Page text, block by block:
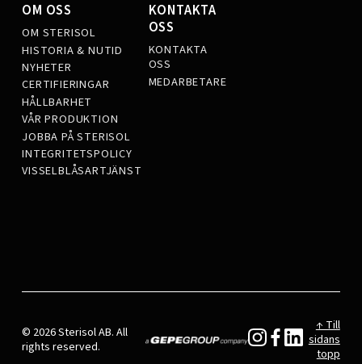
OM OSS
OM STERISOL
HISTORIA & NUTID
NYHETER
CERTIFIERINGAR
HÅLLBARHET
VÅR PRODUKTION
JOBBA PÅ STERISOL
INTEGRITETSPOLICY
VISSELBLÅSARTJÄNST
KONTAKTA
OSS
KONTAKTA
OSS
MEDARBETARE
© 2026 Sterisol AB. All
rights reserved.
↑ Till
sidans
topp